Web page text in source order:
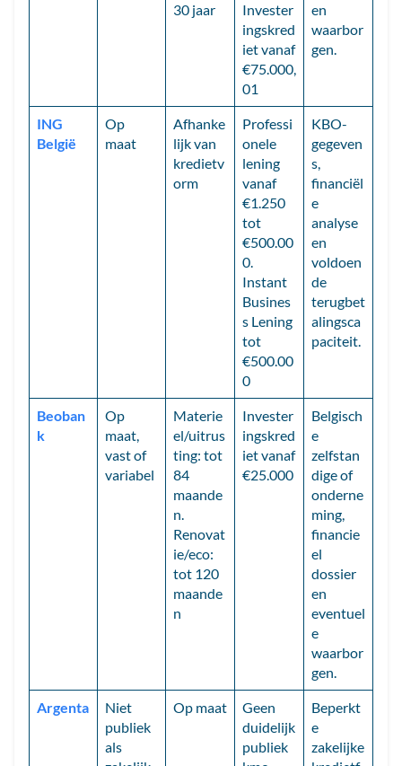
30 jaar
Invester
ingskred
iet vanaf
€75.000,
01
en
waarbor
gen.
ING
België
Op
maat
Afhanke
lijk van
kredietv
orm
Professi
onele
lening
vanaf
€1.250
tot
€500.00
0.
Instant
Busines
s Lening
tot
€500.00
0
KBO-
gegeven
s,
financiël
e
analyse
en
voldoen
de
terugbet
alingsca
paciteit.
Beoban
k
Op
maat,
vast of
variabel
Materie
el/uitrus
ting: tot
84
maande
n.
Renovat
ie/eco:
tot 120
maande
n
Invester
ingskred
iet vanaf
€25.000
Belgisch
e
zelfstan
dige of
onderne
ming,
financie
el
dossier
en
eventuel
e
waarbor
gen.
Argenta
Niet
publiek
als
Op maat
Geen
duidelijk
publiek
Beperkt
e
zakelijke